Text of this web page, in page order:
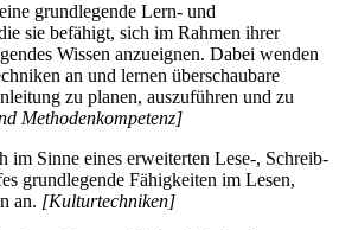
grundlegende Lern- und
sie befähigt, sich im Rahmen ihrer
Wissen anzueignen. Dabei wenden
an und lernen überschaubare
zu planen, auszuführen und zu
Methodenkompetenz]
im Sinne eines erweiterten Lese-, Schreib-
grundlegende Fähigkeiten im Lesen,
an. [Kulturtechniken]